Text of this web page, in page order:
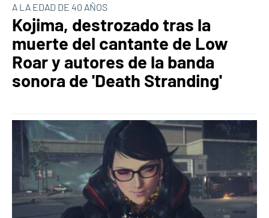
A LA EDAD DE 40 AÑOS
Kojima, destrozado tras la
muerte del cantante de Low
Roar y autores de la banda
sonora de 'Death Stranding'